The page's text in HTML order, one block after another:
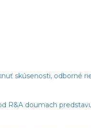
skúsenosti, odborné
R&A doumach